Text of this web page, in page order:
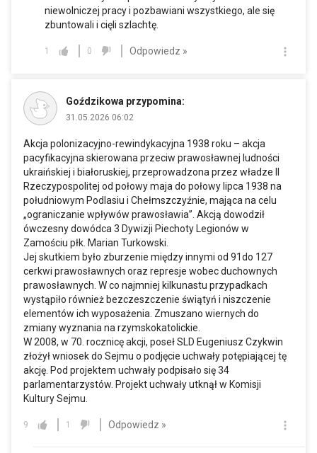
niewolniczej pracy i pozbawiani wszystkiego, ale się
zbuntowali i cięli szlachtę.
1 0 Odpowiedz »
Goździkowa przypomina:
31.05.2026 06:02
Akcja polonizacyjno-rewindykacyjna 1938 roku – akcja
pacyfikacyjna skierowana przeciw prawosławnej ludności
ukraińskiej i białoruskiej, przeprowadzona przez władze II
Rzeczypospolitej od połowy maja do połowy lipca 1938 na
południowym Podlasiu i Chełmszczyźnie, mająca na celu
„ograniczanie wpływów prawosławia”. Akcją dowodził
ówczesny dowódca 3 Dywizji Piechoty Legionów w
Zamościu płk. Marian Turkowski.
Jej skutkiem było zburzenie między innymi od 91do 127
cerkwi prawosławnych oraz represje wobec duchownych
prawosławnych. W co najmniej kilkunastu przypadkach
wystąpiło również bezczeszczenie świątyń i niszczenie
elementów ich wyposażenia. Zmuszano wiernych do
zmiany wyznania na rzymskokatolickie.
W 2008, w 70. rocznicę akcji, poseł SLD Eugeniusz Czykwin
złożył wniosek do Sejmu o podjęcie uchwały potępiającej tę
akcję. Pod projektem uchwały podpisało się 34
parlamentarzystów. Projekt uchwały utknął w Komisji
Kultury Sejmu.
9 1 Odpowiedz »